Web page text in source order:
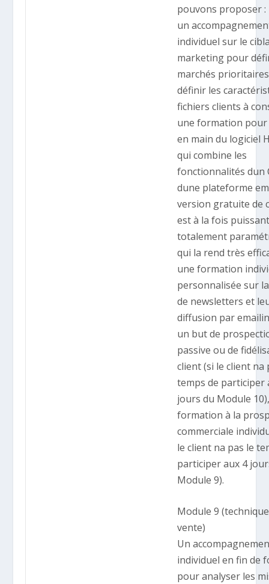
pouvons proposer :
un
individuel sur le
marketing pour
marchés
définir les
fichiers clients à
une formation pour
en main du logiciel
qui combine les
fonctionnalités dun
dune plateforme
version gratuite de
est à la fois
totalement
qui la rend très
une formation
personnalisée sur
de newsletters et
diffusion par
un but de
passive ou de
client (si le client na
temps de participer
jours du Module
formation à la
commerciale
le client na pas le
participer aux 4
Module 9).
Module 9
vente)
Un
individuel en fin de
pour analyser les